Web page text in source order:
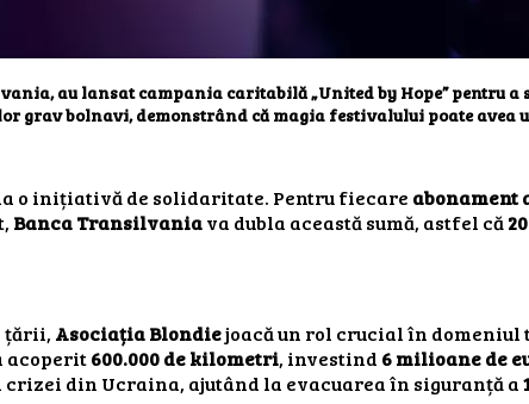
, au lansat campania caritabilă„United by Hope”pentru a
grav bolnavi, demonstrând că magia festivalului poate avea
o inițiativă de solidaritate. Pentru fiecare
Banca Transilvaniava dubla această sumă, astfel că
țării, Asociația Blondiejoacă un rol crucial în
acoperit600.000 de kilometri, investind 6 milioane de
din Ucraina, ajutând la evacuarea în siguranță a